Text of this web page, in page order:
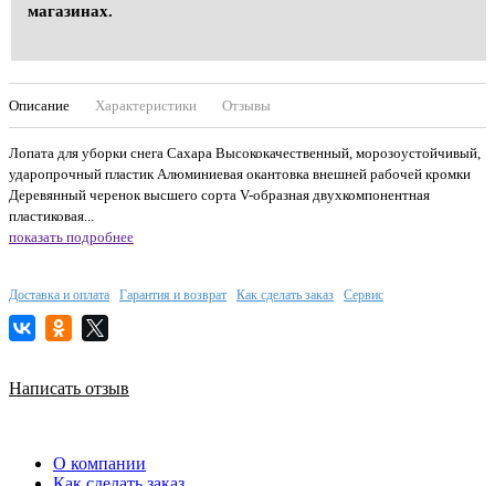
магазинах.
Описание Характеристики Отзывы
Лопата для уборки снега Сахара Высококачественный, морозоустойчивый,
ударопрочный пластик Алюминиевая окантовка внешней рабочей кромки
Деревянный черенок высшего сорта V-образная двухкомпонентная
пластиковая...
показать подробнее
Доставка и оплата Гарантия и возврат Как сделать заказ Сервис
Написать отзыв
О компании